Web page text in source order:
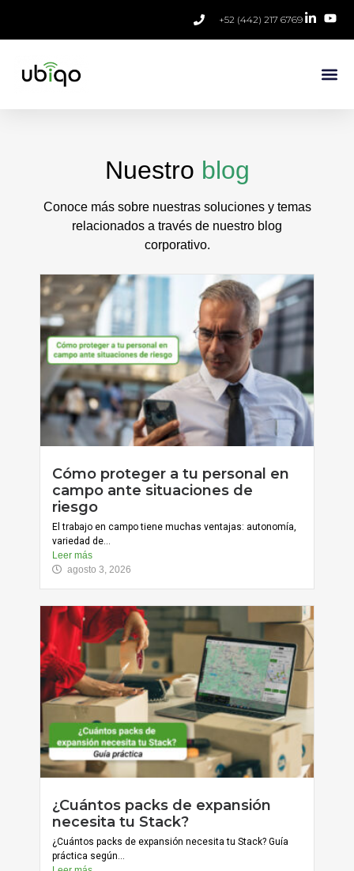
+52 (442) 217 6769
Nuestro blog
Conoce más sobre nuestras soluciones y temas
relacionados a través de nuestro blog
corporativo.
Cómo proteger a tu personal en
campo ante situaciones de
riesgo
El trabajo en campo tiene muchas ventajas: autonomía,
variedad de...
Leer más
agosto 3, 2026
¿Cuántos packs de expansión
necesita tu Stack?
¿Cuántos packs de expansión necesita tu Stack? Guía
práctica según...